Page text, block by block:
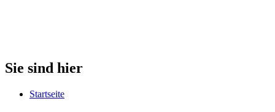
Sie sind hier
Startseite